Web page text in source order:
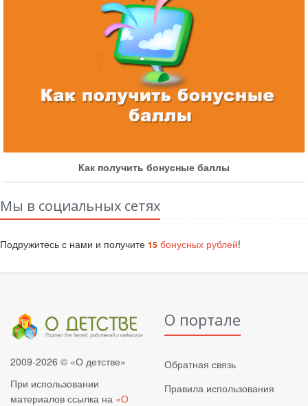
Как получить бонусные баллы
Мы в социальных сетях
Подружитесь с нами и получите 15 бонусных рублей!
2009-2026 © «О детстве»
При использовании
материалов ссылка на «О
О портале
Обратная связь
Правила использования